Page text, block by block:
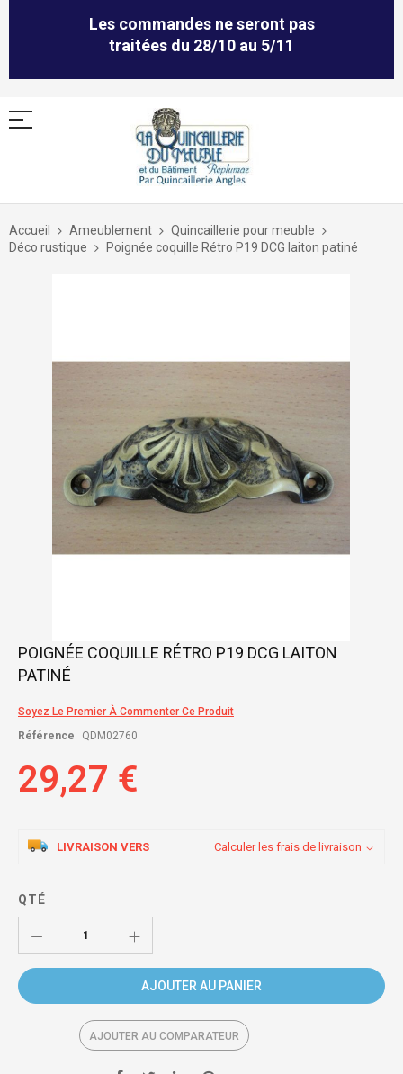
Les commandes ne seront pas
traitées du 28/10 au 5/11
Allez
contenu
Accueil Ameublement
Quincaillerie pour meuble
Déco rustique
Poignée coquille Rétro P19 DCG laiton patiné
Skip
the
of
images
POIGNÉE COQUILLE RÉTRO P19 DCG LAITON
PATINÉ
Soyez Le Premier À Commenter Ce Produit
Référence
QDM02760
29,27 €
LIVRAISON VERS Calculer les frais de livraison
QTÉ
AJOUTER AU PANIER
AJOUTER AU COMPARATEUR